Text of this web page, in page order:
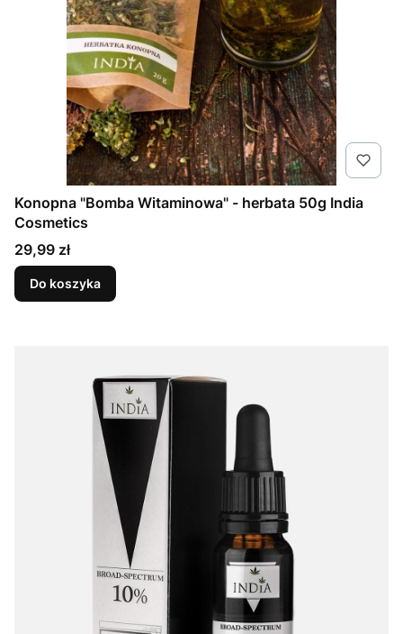
Konopna "Bomba Witaminowa" - herbata 50g India
Cosmetics
Cena
29,99 zł
Do koszyka